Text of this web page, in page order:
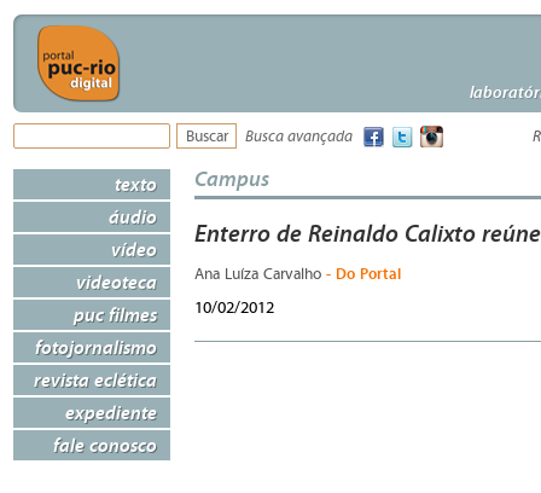
Busca avançada
texto
áudio
vídeo
videoteca
puc filmes
fotojornalismo
revista eclética
expediente
fale conosco
Campus
Enterro de Reinaldo Calixto
Ana Luíza Carvalho - Do Portal
10/02/2012